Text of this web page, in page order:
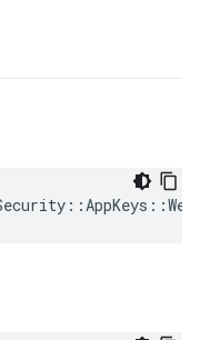
::AppKeys ::